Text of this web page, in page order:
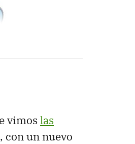
vimos las
con un nuevo